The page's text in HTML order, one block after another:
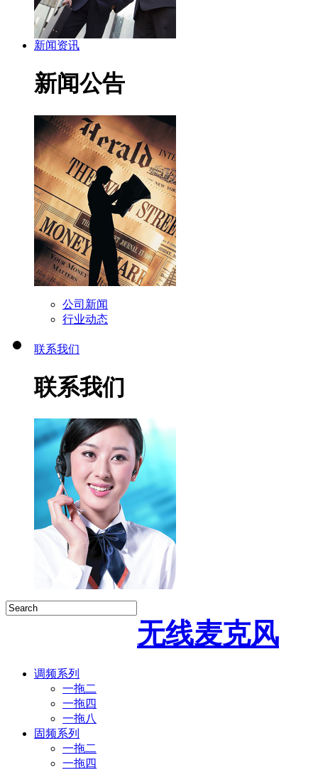
新闻资讯
新闻公告
公司新闻
行业动态
联系我们
联系我们
无线麦克风
调频系列
一拖二
一拖四
一拖八
固频系列
一拖二
一拖四